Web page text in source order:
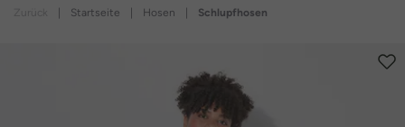
Startseite Hosen Schlupfhosen